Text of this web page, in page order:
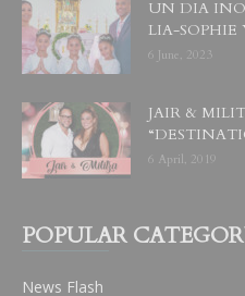
UN DIA
LIA-SOPHIE
6 June, 2023
JAIR &
6 April, 2019
POPULAR
News Flash